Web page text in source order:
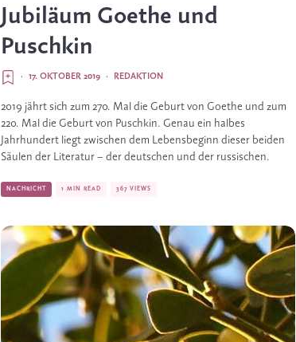
Jubiläum Goethe und
Puschkin
REDAKTION
·
17. OKTOBER 2019
·
2019 jährt sich zum 270. Mal die Geburt von Goethe und zum
220. Mal die Geburt von Puschkin. Genau ein halbes
Jahrhundert liegt zwischen dem Lebensbeginn dieser beiden
Säulen der Literatur – der deutschen und der russischen.
NACHRICHT 1 MIN READ 367 VIEWS